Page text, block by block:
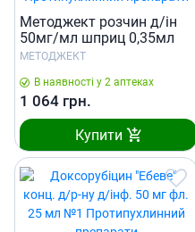
Методжект розчин д/ін
50мг/мл шприц 0,35мл
МЕТОДЖЕКТ
В наявності у 2 аптеках
1 064 грн.
Купити